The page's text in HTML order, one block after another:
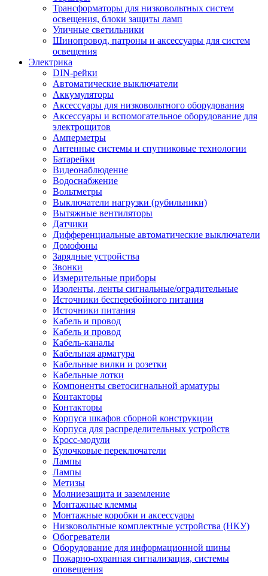
Трансформаторы для низковольтных систем
освещения, блоки защиты ламп
Уличные светильники
Шинопровод, патроны и аксессуары для систем
освещения
Электрика
DIN-рейки
Автоматические выключатели
Аккумуляторы
Аксессуары для низковольтного оборудования
Аксессуары и вспомогательное оборудование для
электрощитов
Амперметры
Антенные системы и спутниковые технологии
Батарейки
Видеонаблюдение
Водоснабжение
Вольтметры
Выключатели нагрузки (рубильники)
Вытяжные вентиляторы
Датчики
Дифференциальные автоматические выключатели
Домофоны
Зарядные устройства
Звонки
Измерительные приборы
Изоленты, ленты сигнальные/оградительные
Источники бесперебойного питания
Источники питания
Кабель и провод
Кабель и провод
Кабель-каналы
Кабельная арматура
Кабельные вилки и розетки
Кабельные лотки
Компоненты светосигнальной арматуры
Контакторы
Контакторы
Корпуса шкафов сборной конструкции
Корпуса для распределительных устройств
Кросс-модули
Кулочковые переключатели
Лампы
Лампы
Метизы
Молниезащита и заземление
Монтажные клеммы
Монтажные коробки и аксессуары
Низковольтные комплектные устройства (НКУ)
Обогреватели
Оборудование для информационной шины
Пожарно-охранная сигнализация, системы
оповещения